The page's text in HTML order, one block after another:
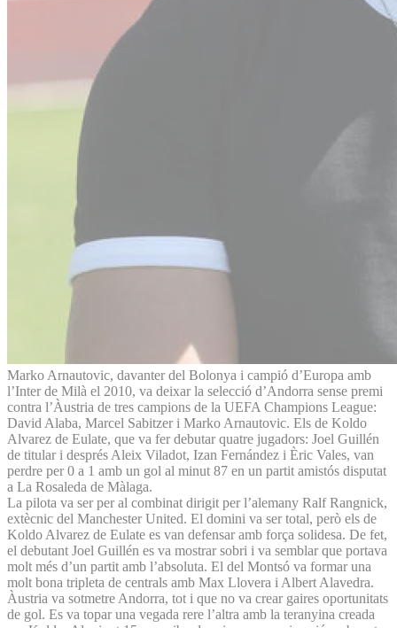
Marko Arnautovic, davanter del Bolonya i campió d’Europa amb
l’Inter de Milà el 2010, va deixar la selecció d’Andorra sense premi
contra l’Àustria de tres campions de la UEFA Champions League:
David Alaba, Marcel Sabitzer i Marko Arnautovic. Els de Koldo
Alvarez de Eulate, que va fer debutar quatre jugadors: Joel Guillén
de titular i després Aleix Viladot, Izan Fernández i Èric Vales, van
perdre per 0 a 1 amb un gol al minut 87 en un partit amistós disputat
a La Rosaleda de Màlaga.
La pilota va ser per al combinat dirigit per l’alemany Ralf Rangnick,
extècnic del Manchester United. El domini va ser total, però els de
Koldo Alvarez de Eulate es van defensar amb força solidesa. De fet,
el debutant Joel Guillén es va mostrar sobri i va semblar que portava
molt més d’un partit amb l’absoluta. El del Montsó va formar una
molt bona tripleta de centrals amb Max Llovera i Albert Alavedra.
Àustria va sotmetre Andorra, tot i que no va crear gaires oportunitats
de gol. Es va topar una vegada rere l’altra amb la teranyina creada